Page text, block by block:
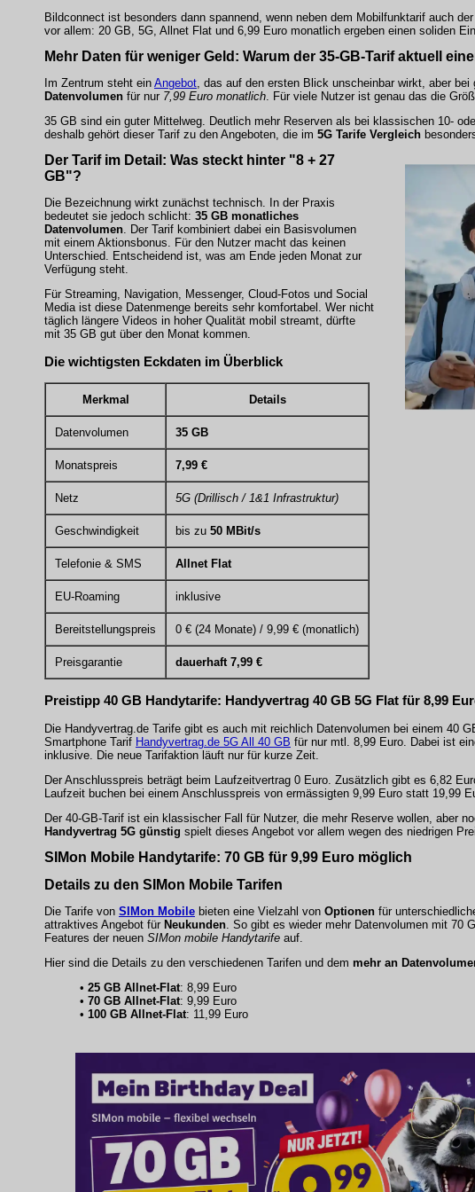
Bildconnect ist besonders dann spannend, wenn neben dem Mobilfunktarif auch
vor allem: 20 GB, 5G, Allnet Flat und 6,99 Euro monatlich ergeben einen soliden
Mehr Daten für weniger Geld: Warum der 35-GB-Tarifaktuell
Im Zentrum steht ein Angebot , das auf den ersten Blick unscheinbar wirkt, aber
Datenvolumen für nur 7,99 Euro monatlich . Für viele Nutzer ist genau das die
35 GB sind ein guter Mittelweg. Deutlich mehr Reserven als bei klassischen 10-
deshalb gehört dieser Tarif zu den Angeboten, die im 5G Tarife Vergleich
Der Tarif im Detail: Was steckt hinter "8 + 27
GB"?
Die Bezeichnung wirkt zunächst technisch. In der Praxis
bedeutet sie jedoch schlicht: 35 GB monatliches
Datenvolumen . Der Tarif kombiniert dabei ein Basisvolumen
mit einem Aktionsbonus. Für den Nutzer macht das keinen
Unterschied. Entscheidend ist, was am Ende jeden Monat zur
Verfügung steht.
Für Streaming, Navigation, Messenger, Cloud-Fotos und Social
Media ist diese Datenmenge bereits sehr komfortabel. Wer nicht
täglich längere Videos in hoher Qualität mobil streamt, dürfte
mit 35 GB gut über den Monat kommen.
Die wichtigsten Eckdaten im Überblick
Merkmal Details
Datenvolumen 35 GB
Monatspreis 7,99 €
Netz 5G (Drillisch / 1&1 Infrastruktur)
Geschwindigkeit bis zu 50 MBit/s
Telefonie & SMS Allnet Flat
EU-Roaming inklusive
Bereitstellungspreis 0 € (24 Monate) / 9,99 € (monatlich)
Preisgarantie dauerhaft 7,99 €
Preistipp 40 GB Handytarife: Handyvertrag 40 GB 5G Flat für 8,99
Die Handyvertrag.de Tarife gibt es auch mit reichlich Datenvolumen bei einem 40
Smartphone Tarif Handyvertrag.de 5G All 40 GB für nur mtl. 8,99 Euro. Dabei ist
inklusive. Die neue Tarifaktion läuft nur für kurze Zeit.
Der Anschlusspreis beträgt beim Laufzeitvertrag 0 Euro. Zusätzlich gibt es 6,82
Laufzeit buchen bei einem Anschlusspreis von ermässigten 9,99 Euro statt 19,99
Der 40-GB-Tarif ist ein klassischer Fall für Nutzer, die mehr Reserve wollen, aber
Handyvertrag 5G günstig spielt dieses Angebot vor allem wegen des niedrigen
SIMon Mobile Handytarife: 70 GB für 9,99 Euro möglich
Details zu den SIMon Mobile Tarifen
Die Tarife von SIMon Mobile bieten eine Vielzahl von Optionen für
attraktives Angebot für Neukunden . So gibt es wieder mehr Datenvolumen mit 70
Features der neuen SIMon mobile Handytarife auf.
Hier sind die Details zu den verschiedenen Tarifen und dem mehr an
• 25 GB Allnet-Flat: 8,99 Euro
• 70 GB Allnet-Flat: 9,99 Euro
• 100 GB Allnet-Flat: 11,99 Euro